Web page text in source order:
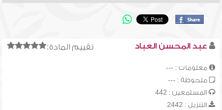
تقييم المادة: عبد المحسن العباد
معلومات : ---
ملحوظة : ---
المستمعين : 442
التنزيل : 2442